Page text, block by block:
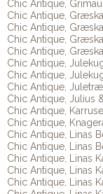
Chic Antique,
Chic Antique,
Chic Antique,
Chic Antique,
Chic Antique,
Chic Antique,
Chic Antique,
Chic Antique,
Chic Antique, Julius
Chic Antique,
Chic Antique,
Chic Antique, Linas
Chic Antique, Linas
Chic Antique, Linas
Chic Antique, Linas
Chic Antique, Linas